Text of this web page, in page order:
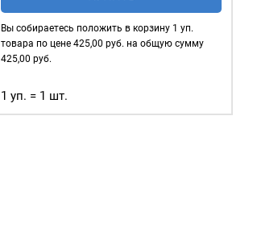
уп.
1000
цвет:
Оксид
Вы собираетесь положить в корзину 1 уп.
товара по цене425,00 руб. на общую сумму
425,00 руб.
1 уп. = 1 шт.